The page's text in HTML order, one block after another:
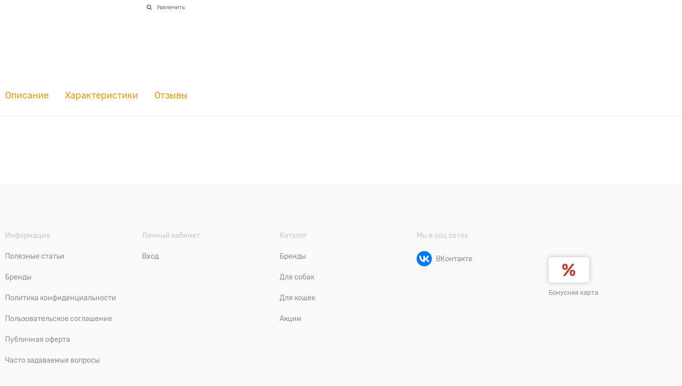
Увеличить
Описание Характеристики Отзывы
Информация
Полезные статьи
Бренды
Политика конфиденциальности
Пользовательское соглашение
Публичная оферта
Часто задаваемые вопросы
Личный кабинет
Вход
Каталог
Бренды
Для собак
Для кошек
Акции
Мы в соц сетях
ВКонтакте
Бонусная карта